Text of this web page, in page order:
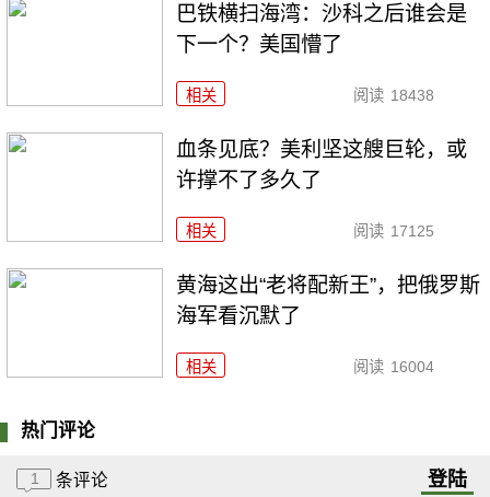
巴铁横扫海湾：沙科之后谁会是
下一个？美国懵了
相关 阅读 18438
血条见底？美利坚这艘巨轮，或
许撑不了多久了
相关 阅读 17125
黄海这出“老将配新王”，把俄罗斯
海军看沉默了
相关 阅读 16004
热门评论
1 条评论 登陆